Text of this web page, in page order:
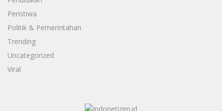
Peristiwa
Politik & Pemerintahan
Trending
Uncategorized
Viral